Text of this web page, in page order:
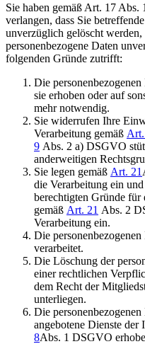
Sie haben gemäß Art. 17
verlangen, dass Sie
unverzüglich gelöscht
personenbezogene Daten
folgenden Gründe zutrifft:
Die
sie erhoben oder auf
mehr notwendig.
Sie widerrufen Ihre
Verarbeitung gemäß
9 Abs. 2 a) DSGVO
anderweitigen
Sie legen gemäß Art. 21
die Verarbeitung ein
berechtigten Gründe für
gemäß Art. 21 Abs. 2
Verarbeitung ein.
Die
verarbeitet.
Die Löschung der
einer rechtlichen
dem Recht der
unterliegen.
Die
angebotene Dienste der
8Abs. 1 DSGVO